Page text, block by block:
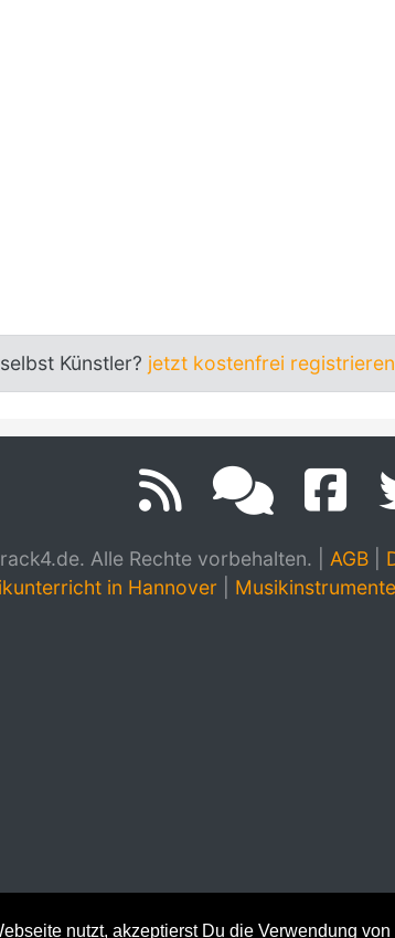
nutzt, akzeptierst Du die Verwendung von
Künstler? jetzt kostenfrei registrieren
Alle Rechte vorbehalten. AGB|
in Hannover